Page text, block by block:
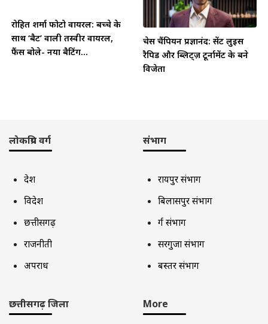
रोहित शर्मा फोटो वायरल: बच्चे के
साथ ‘बैट’ वाली तस्वीर वायरल,
फैंस बोले- नया बैटिंग...
चेस चैंपियन प्रज्ञानंद: सेंट लुइस
रैपिड और ब्लिट्ज़ टूर्नामेंट के बने
विजेता
लोकप्रिय वर्ग
देश
विदेश
छत्तीसगढ़
राजनीती
अपराध
संभाग
रायपुर संभाग
बिलासपुर संभाग
दुर्ग संभाग
सरगुजा संभाग
बस्तर संभाग
छत्तीसगढ़ जिला More